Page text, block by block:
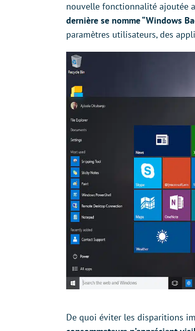
nouvelle fonctionnalité ajoutée
dernière se nomme “Windows
paramètres utilisateurs, des
De quoi éviter les disparitions